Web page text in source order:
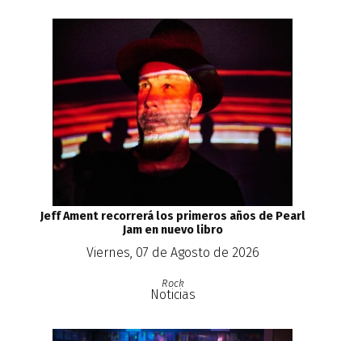
Jeff Ament recorrerá los primeros años de Pearl
Jam en nuevo libro
Viernes, 07 de Agosto de 2026
Rock
Noticias